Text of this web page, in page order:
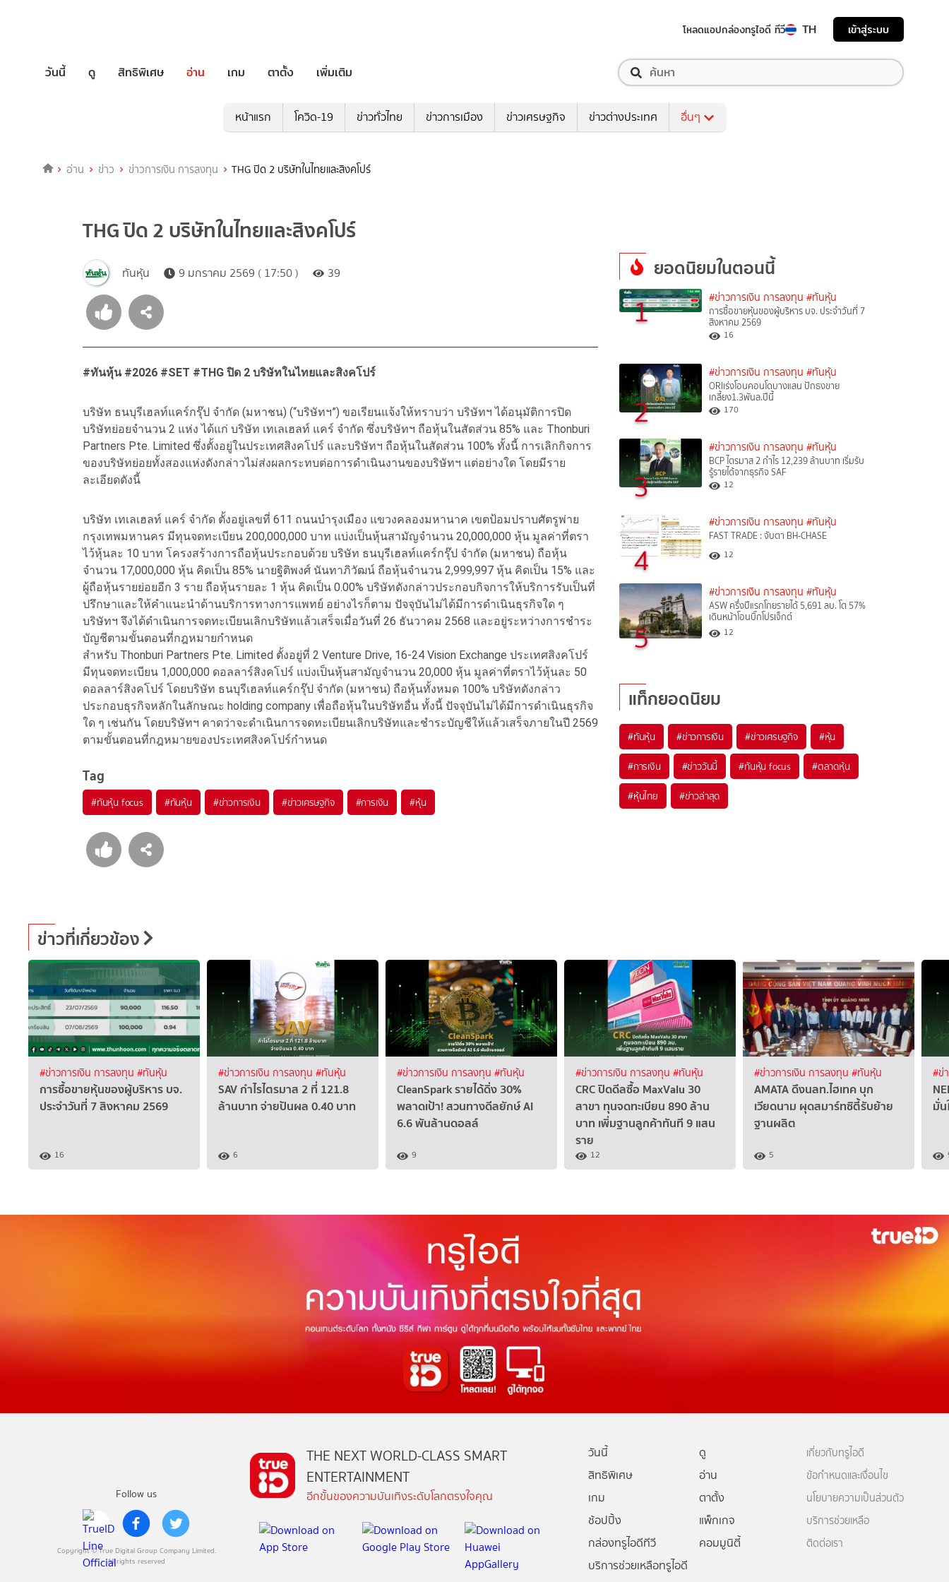
โหลดแอปกล่องทรูไอดี ทีวี TH เข้าสู่ระบบ
วันนี้ ดู สิทธิพิเศษ อ่าน เกม ตาตั้ง เพิ่มเติม
หน้าแรก โควิด-19 ข่าวทั่วไทย ข่าวการเมือง ข่าวเศรษฐกิจ ข่าวต่างประเทศ อื่นๆ
อ่าน ข่าว ข่าวการเงิน การลงทุน THG ปิด 2 บริษัทในไทยและสิงคโปร์
THG ปิด 2 บริษัทในไทยและสิงคโปร์
ทันหุ้น 9 มกราคม 2569 ( 17:50 ) 39
#ทันหุ้น #2026 #SET #THG ปิด 2 บริษัทในไทยและสิงคโปร์
บริษัท ธนบุรีเฮลท์แคร์กรุ๊ป จำกัด (มหาชน) (“บริษัทฯ”) ขอเรียนแจ้งให้ทราบว่า บริษัทฯ ได้อนุมัติการปิด
บริษัทย่อยจำนวน 2 แห่ง ได้แก่ บริษัท เทเลเฮลท์ แคร์ จำกัด ซึ่งบริษัทฯ ถือหุ้นในสัดส่วน 85% และ Thonburi
Partners Pte. Limited ซึ่งตั้งอยู่ในประเทศสิงคโปร์ และบริษัทฯ ถือหุ้นในสัดส่วน 100% ทั้งนี้ การเลิกกิจการ
ของบริษัทย่อยทั้งสองแห่งดังกล่าวไม่ส่งผลกระทบต่อการดำเนินงานของบริษัทฯ แต่อย่างใด โดยมีราย
ละเอียดดังนี้
บริษัท เทเลเฮลท์ แคร์ จำกัด ตั้งอยู่เลขที่ 611 ถนนบำรุงเมือง แขวงคลองมหานาค เขตป้อมปราบศัตรูพ่าย
กรุงเทพมหานคร มีทุนจดทะเบียน 200,000,000 บาท แบ่งเป็นหุ้นสามัญจำนวน 20,000,000 หุ้น มูลค่าที่ตรา
ไว้หุ้นละ 10 บาท โครงสร้างการถือหุ้นประกอบด้วย บริษัท ธนบุรีเฮลท์แคร์กรุ๊ป จำกัด (มหาชน) ถือหุ้น
จำนวน 17,000,000 หุ้น คิดเป็น 85% นายฐิติพงศ์ นันทาภิวัฒน์ ถือหุ้นจำนวน 2,999,997 หุ้น คิดเป็น 15% และ
ผู้ถือหุ้นรายย่อยอีก 3 ราย ถือหุ้นรายละ 1 หุ้น คิดเป็น 0.00% บริษัทดังกล่าวประกอบกิจการให้บริการรับเป็นที่
ปรึกษาและให้คำแนะนำด้านบริการทางการแพทย์ อย่างไรก็ตาม ปัจจุบันไม่ได้มีการดำเนินธุรกิจใด ๆ
บริษัทฯ จึงได้ดำเนินการจดทะเบียนเลิกบริษัทแล้วเสร็จเมื่อวันที่ 26 ธันวาคม 2568 และอยู่ระหว่างการชำระ
บัญชีตามขั้นตอนที่กฎหมายกำหนด
สำหรับ Thonburi Partners Pte. Limited ตั้งอยู่ที่ 2 Venture Drive, 16-24 Vision Exchange ประเทศสิงคโปร์
มีทุนจดทะเบียน 1,000,000 ดอลลาร์สิงคโปร์ แบ่งเป็นหุ้นสามัญจำนวน 20,000 หุ้น มูลค่าที่ตราไว้หุ้นละ 50
ดอลลาร์สิงคโปร์ โดยบริษัท ธนบุรีเฮลท์แคร์กรุ๊ป จำกัด (มหาชน) ถือหุ้นทั้งหมด 100% บริษัทดังกล่าว
ประกอบธุรกิจหลักในลักษณะ holding company เพื่อถือหุ้นในบริษัทอื่น ทั้งนี้ ปัจจุบันไม่ได้มีการดำเนินธุรกิจ
ใด ๆ เช่นกัน โดยบริษัทฯ คาดว่าจะดำเนินการจดทะเบียนเลิกบริษัทและชำระบัญชีให้แล้วเสร็จภายในปี 2569
ตามขั้นตอนที่กฎหมายของประเทศสิงคโปร์กำหนด
Tag
#ทันหุ้น focus #ทันหุ้น #ข่าวการเงิน #ข่าวเศรษฐกิจ #การเงิน #หุ้น
ยอดนิยมในตอนนี้
1 #ข่าวการเงิน การลงทุน #ทันหุ้น
การซื้อขายหุ้นของผู้บริหาร บจ. ประจำวันที่ 7
สิงหาคม 2569
16
2
#ข่าวการเงิน การลงทุน #ทันหุ้น
ORIเร่งโอนคอนโดบางแสน ปักธงขาย
เกลี้ยง1.3พันล.ปีนี้
170
3
#ข่าวการเงิน การลงทุน #ทันหุ้น
BCP ไตรมาส 2 กำไร 12,239 ล้านบาท เริ่มรับ
รู้รายได้จากธุรกิจ SAF
12
4
#ข่าวการเงิน การลงทุน #ทันหุ้น
FAST TRADE : จับตา BH-CHASE
12
5
#ข่าวการเงิน การลงทุน #ทันหุ้น
ASW ครึ่งปีแรกโกยรายได้ 5,691 ลบ. โต 57%
เดินหน้าโอนบิ๊กโปรเจ็กต์
12
แท็กยอดนิยม
#ทันหุ้น #ข่าวการเงิน #ข่าวเศรษฐกิจ #หุ้น
#การเงิน #ข่าววันนี้ #ทันหุ้น focus #ตลาดหุ้น
#หุ้นไทย #ข่าวล่าสุด
ข่าวที่เกี่ยวข้อง
#ข่าวการเงิน การลงทุน #ทันหุ้น
การซื้อขายหุ้นของผู้บริหาร บจ.
ประจำวันที่ 7 สิงหาคม 2569
16
#ข่าวการเงิน การลงทุน #ทันหุ้น
SAV กำไรไตรมาส 2 ที่ 121.8
ล้านบาท จ่ายปันผล 0.40 บาท
6
#ข่าวการเงิน การลงทุน #ทันหุ้น
CleanSpark รายได้ดิ่ง 30%
พลาดเป้า! สวนทางดีลยักษ์ AI
6.6 พันล้านดอลล์
9
#ข่าวการเงิน การลงทุน #ทันหุ้น
CRC ปิดดีลซื้อ MaxValu 30
สาขา ทุนจดทะเบียน 890 ล้าน
บาท เพิ่มฐานลูกค้าทันที 9 แสน
ราย
12
#ข่าวการเงิน การลงทุน #ทันหุ้น
AMATA ดึงนลท.ไฮเทค บุก
เวียดนาม ผุดสมาร์ทซิตี้รับย้าย
ฐานผลิต
5
#ข่
มั่
Follow us
Copyright © True Digital Group Company Limited.
All rights reserved
THE NEXT WORLD-CLASS SMART
ENTERTAINMENT
อีกขั้นของความบันเทิงระดับโลกตรงใจคุณ
วันนี้
ดู
สิทธิพิเศษ
อ่าน
เกม
ตาตั้ง
ช้อปปิ้ง
แพ็กเกจ
กล่องทรูไอดีทีวี
คอมมูนิตี้
บริการช่วยเหลือทรูไอดี
เกี่ยวกับทรูไอดี
ข้อกำหนดและเงื่อนไข
นโยบายความเป็นส่วนตัว
บริการช่วยเหลือ
ติดต่อเรา